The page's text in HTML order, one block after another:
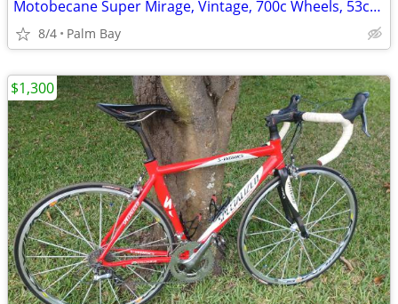
Motobecane Super Mirage, Vintage, 700c Wheels, 53cm Steel Frame
8/4 Palm Bay
$1,300